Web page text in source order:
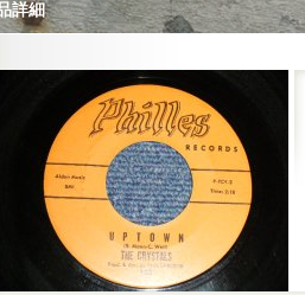
詳細